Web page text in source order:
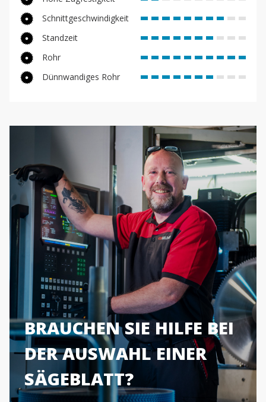
Schnittgeschwindigkeit
Standzeit
Rohr
Dünnwandiges Rohr
BRAUCHEN SIE HILFE BEI
DER AUSWAHL EINER
SÄGEBLATT?